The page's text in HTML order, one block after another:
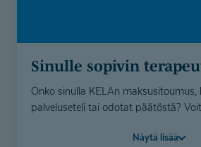
Sinulle sopivin
Onko sinulla KELAn maksusitoumus,
palveluseteli tai odotat päätöstä?
sopivan terapeutin valmiiksi.
Näytä lisää